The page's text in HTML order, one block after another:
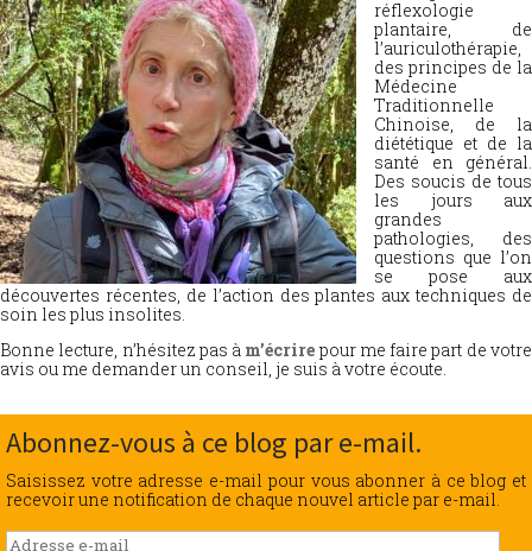
réflexologie
plantaire, de
l’auriculothérapie,
des principes de la
Médecine
Traditionnelle
Chinoise, de la
diététique et de la
santé en général.
Des soucis de tous
les jours aux
grandes
pathologies, des
questions que l’on
se pose aux
découvertes récentes, de l’action des plantes aux techniques de
soin les plus insolites.
Bonne lecture, n’hésitez pas à m’écrire pour me faire part de votre
avis ou me demander un conseil, je suis à votre écoute.
Abonnez-vous à ce blog par e-mail.
Saisissez votre adresse e-mail pour vous abonner à ce blog et
recevoir une notification de chaque nouvel article par e-mail.
Adresse